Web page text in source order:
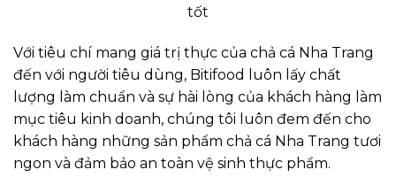
tốt
Với tiêu chí mang giá trị thực của chả cá Nha Trang
đến với người tiêu dùng, Bitifood luôn lấy chất
lượng làm chuẩn và sự hài lòng của khách hàng làm
mục tiêu kinh doanh, chúng tôi luôn đem đến cho
khách hàng những sản phẩm chả cá Nha Trang tươi
ngon và đảm bảo an toàn vệ sinh thực phẩm.